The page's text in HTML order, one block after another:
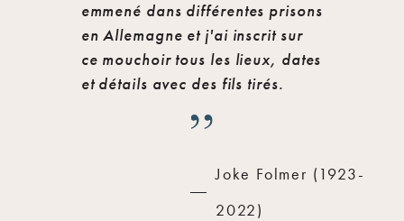
emmené dans différentes prisons
en Allemagne et j'ai inscrit sur
ce mouchoir tous les lieux, dates
et détails avec des fils tirés.
Joke Folmer (1923-
2022)